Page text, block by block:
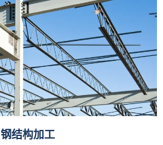
钢结构加工